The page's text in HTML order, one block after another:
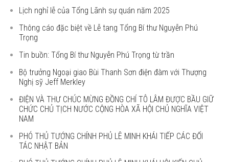
Lịch nghỉ lễ của Tổng Lãnh sự quán năm 2025
Thông cáo đặc biệt về Lễ tang Tổng Bí thư Nguyễn Phú
Trọng
Tin buồn: Tổng Bí thư Nguyễn Phú Trọng từ trần
Bộ trưởng Ngoại giao Bùi Thanh Sơn điện đàm với Thượng
Nghị sỹ Jeff Merkley
ĐIỆN VÀ THƯ CHÚC MỪNG ĐỒNG CHÍ TÔ LÂM ĐƯỢC BẦU GIỮ
CHỨC CHỦ TỊCH NƯỚC CỘNG HÒA XÃ HỘI CHỦ NGHĨA VIỆT
NAM
PHÓ THỦ TƯỚNG CHÍNH PHỦ LÊ MINH KHÁI TIẾP CÁC ĐỐI
TÁC NHẬT BẢN